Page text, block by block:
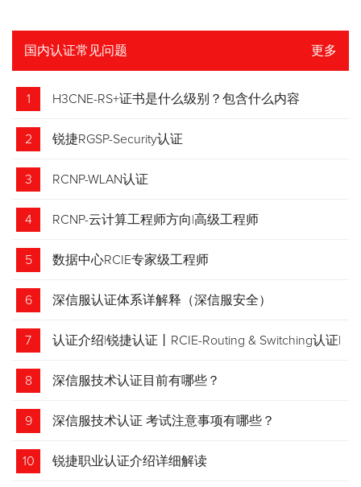
国内认证常见问题 更多
1 H3CNE-RS+证书是什么级别？包含什么内容
2 锐捷RGSP-Security认证
3 RCNP-WLAN认证
4 RCNP-云计算工程师方向|高级工程师
5 数据中心RCIE专家级工程师
6 深信服认证体系详解释（深信服安全）
7 认证介绍|锐捷认证丨RCIE-Routing & Switching认证|
专家级网络工程师
8 深信服技术认证目前有哪些？
9 深信服技术认证 考试注意事项有哪些？
10 锐捷职业认证介绍详细解读